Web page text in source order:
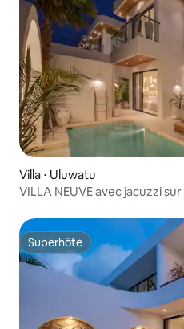
Villa ⋅ Uluwatu
VILLA NEUVE avec jacuzzi
Superhôte
Superhôte